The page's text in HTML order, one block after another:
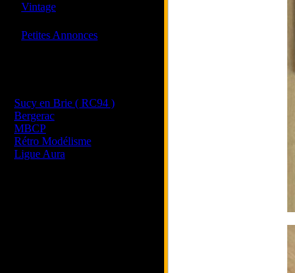
Vintage
Petites Annonces
Sucy en Brie ( RC94 )
Bergerac
MBCP
Rétro Modélisme
Ligue Aura